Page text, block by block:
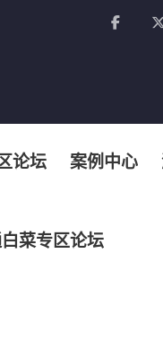
论坛 案例中心
菜专区论坛